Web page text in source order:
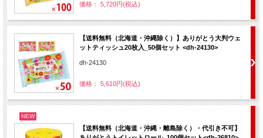
価格： 5,720円(税込)
【送料無料（北海道・沖縄除く）】ありがとう大判ウェ
ットティッシュ20枚入_50個セット <dh-24130>
dh-24130
価格： 5,610円(税込)
NEW
【送料無料（北海道・沖縄・離島除く）・代引き不可】